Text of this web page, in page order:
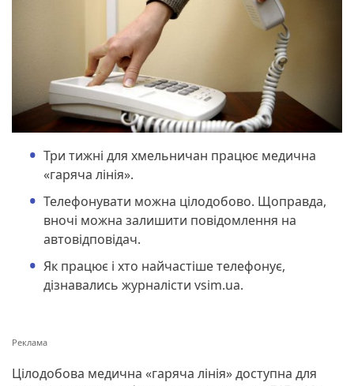
Три тижні для хмельничан працює медична
«гаряча лінія».
Телефонувати можна цілодобово. Щоправда,
вночі можна залишити повідомлення на
автовідповідач.
Як працює і хто найчастіше телефонує,
дізнавались журналісти vsim.ua.
Цілодобова медична «гаряча лінія» доступна для